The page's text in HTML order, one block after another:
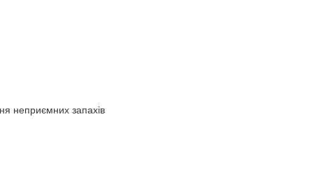
неприємних запахів